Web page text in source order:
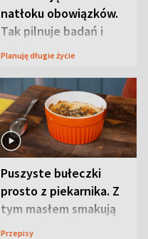
natłoku obowiązków.
Tak pilnuje badań i
wizyt
Planuję długie życie
Puszyste bułeczki
prosto z piekarnika. Z
tym masłem smakują
jeszcze lepiej
Przepisy